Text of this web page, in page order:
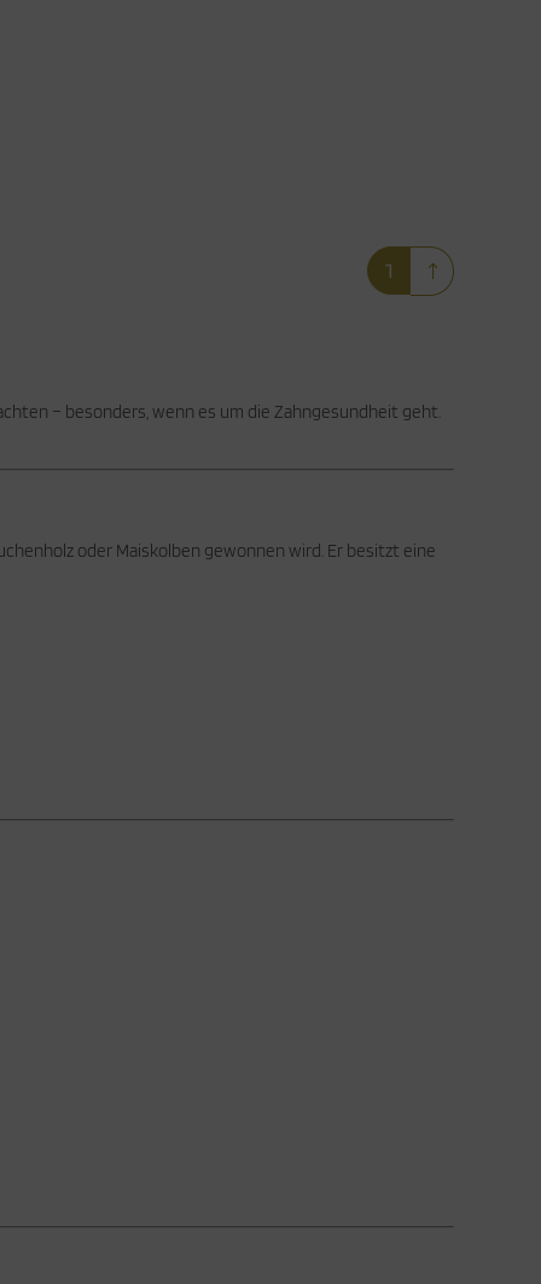
1
– besonders, wenn es um die Zahngesundheit geht.
oder Maiskolben gewonnen wird. Er besitzt eine